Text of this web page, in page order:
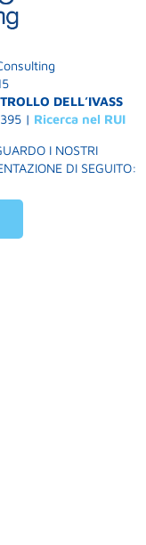
DELL’IVASS
| Ricerca nel RUI
I NOSTRI
DI SEGUITO: